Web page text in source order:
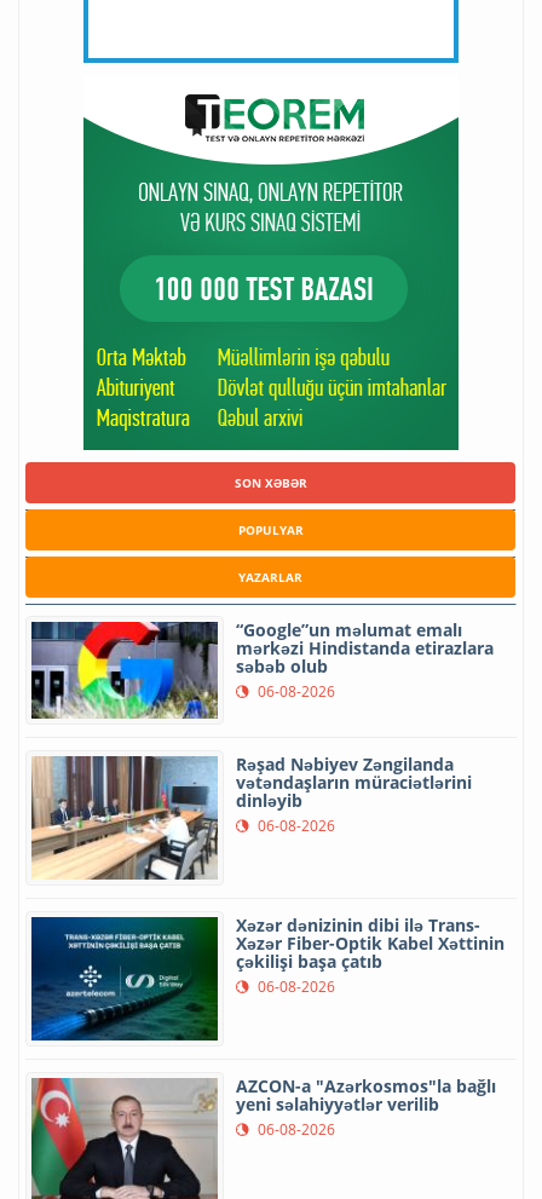
SON XƏBƏR
POPULYAR
YAZARLAR
“Google”un məlumat emalı
mərkəzi Hindistanda etirazlara
səbəb olub
06-08-2026
Rəşad Nəbiyev Zəngilanda
vətəndaşların müraciətlərini
dinləyib
06-08-2026
Xəzər dənizinin dibi ilə Trans-
Xəzər Fiber-Optik Kabel Xəttinin
çəkilişi başa çatıb
06-08-2026
AZCON-a "Azərkosmos"la bağlı
yeni səlahiyyətlər verilib
06-08-2026